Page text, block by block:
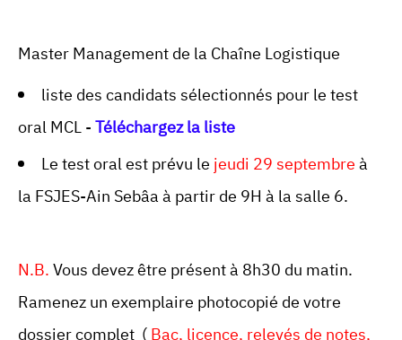
Master Management de la Chaîne Logistique
liste des candidats sélectionnés pour le test
oral MCL -Téléchargez la liste
Le test oral est prévu le jeudi 29 septembreà
la FSJES-Ain Sebâa à partir de 9H à la salle 6.
N.B.Vous devez être présent à 8h30 du matin.
Ramenez un exemplaire photocopié de votre
dossier complet (Bac, licence, relevés de notes,